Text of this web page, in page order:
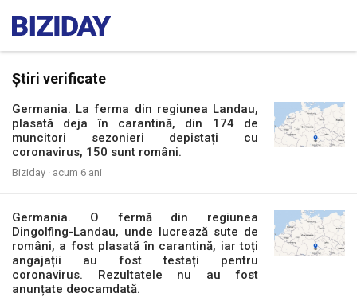
Știri verificate
Germania. La ferma din regiunea Landau,
plasată deja în carantină, din 174 de
muncitori sezonieri depistați cu
coronavirus, 150 sunt români.
Biziday · acum 6 ani
Germania. O fermă din regiunea
Dingolfing-Landau, unde lucrează sute de
români, a fost plasată în carantină, iar toți
angajații au fost testați pentru
coronavirus. Rezultatele nu au fost
anunțate deocamdată.